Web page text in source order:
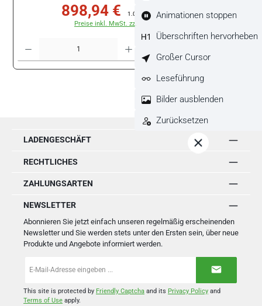
Verkaufspreis:
898,94 € 1.099,73 € (18.26% gespart)
Preise inkl. MwSt. zzgl. Versandkosten
Produkt Anzahl: Gib den gewünschten Wert ein oder benutze die Schaltflächen um
LADENGESCHÄFT
RECHTLICHES
ZAHLUNGSARTEN
NEWSLETTER
Abonnieren Sie jetzt einfach unseren regelmäßig erscheinenden
Newsletter und Sie werden stets unter den Ersten sein, über neue
Produkte und Angebote informiert werden.
Mail-
*
This site is protected by Friendly Captcha and its Privacy Policy and
Terms of Use apply.
Animationen stoppen
Überschriften hervorheben
Großer Cursor
Leseführung
Bilder ausblenden
Zurücksetzen